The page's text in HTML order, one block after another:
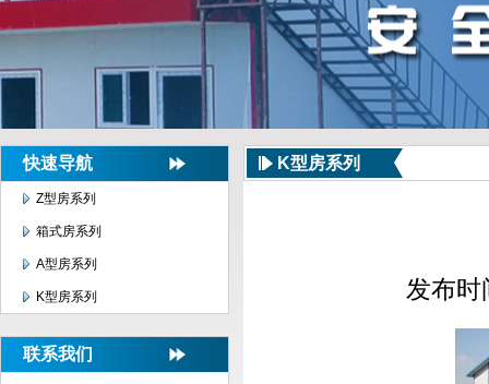
快速导航
Z型房系列
箱式房系列
A型房系列
K型房系列
联系我们
K型房系列
发布